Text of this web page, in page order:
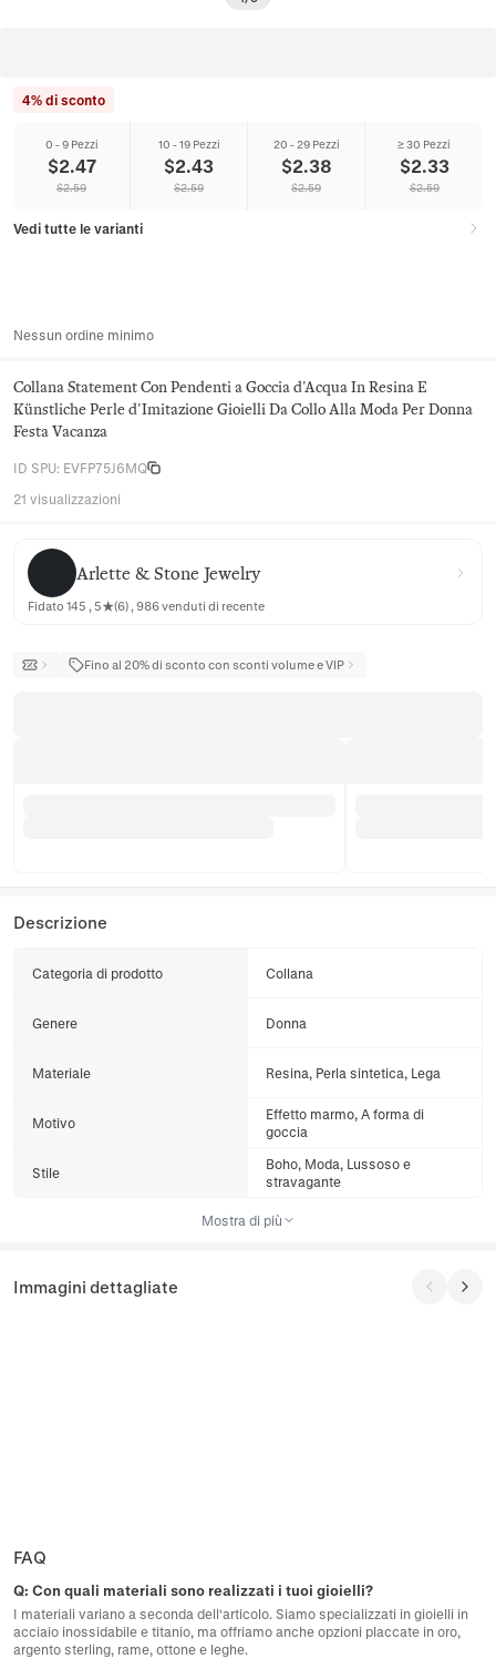
4% di sconto
0 - 9 Pezzi
$2.47
$2.59
10 - 19 Pezzi
$2.43
$2.59
20 - 29 Pezzi
$2.38
$2.59
≥ 30 Pezzi
$2.33
$2.59
Vedi tutte le varianti
Nessun ordine minimo
Collana Statement Con Pendenti a Goccia d'Acqua In Resina E
Künstliche Perle d'Imitazione Gioielli Da Collo Alla Moda Per Donna
Festa Vacanza
ID SPU: EVFP75J6MQ
21 visualizzazioni
Arlette & Stone Jewelry
Arlette & Stone Jewelry
Fidato 145 , 5★(6) , 986 venduti di recente
Fino al 20% di sconto con sconti volume e VIP
Descrizione
Categoria di prodotto Collana
Genere Donna
Materiale Resina, Perla sintetica, Lega
Motivo
Effetto marmo, A forma di
goccia
Stile
Boho, Moda, Lussoso e
stravagante
Mostra di più
Immagini dettagliate
FAQ
Q: Con quali materiali sono realizzati i tuoi gioielli?
I materiali variano a seconda dell'articolo. Siamo specializzati in gioielli in
acciaio inossidabile e titanio, ma offriamo anche opzioni placcate in oro,
argento sterling, rame, ottone e leghe.